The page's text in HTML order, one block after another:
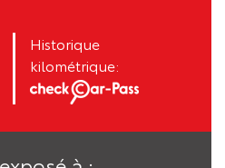
Historique
kilométrique: